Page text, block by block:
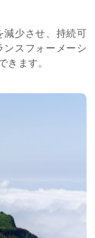
減少させ、持続可
ンスフォーメーシ
きます。